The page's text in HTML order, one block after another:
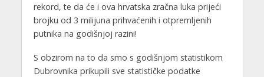
rekord, te da će i ova hrvatska zračna luka prijeći
brojku od 3 milijuna prihvaćenih i otpremljenih
putnika na godišnjoj razini!
S obzirom na to da smo s godišnjom statistikom
Dubrovnika prikupili sve statističke podatke